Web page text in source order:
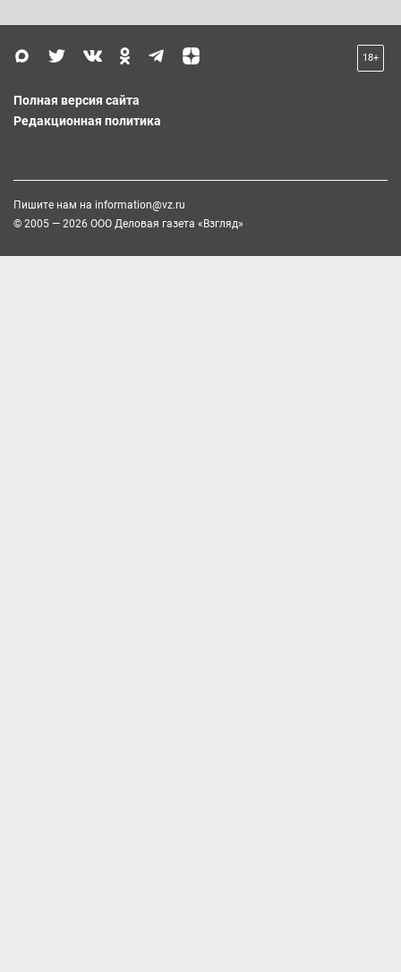
18+
Полная версия сайта
Редакционная политика
Пишите нам на information@vz.ru
© 2005 — 2026 ООО Деловая газета «Взгляд»